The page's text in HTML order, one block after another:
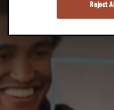
Reject All